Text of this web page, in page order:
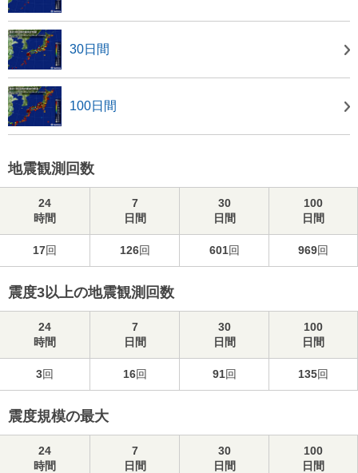
30日間
100日間
地震観測回数
24
時間
7
日間
30
日間
100
日間
17回 126回 601回 969回
震度3以上の地震観測回数
24
時間
7
日間
30
日間
100
日間
3回 16回 91回 135回
震度規模の最大
24
時間
7
日間
30
日間
100
日間